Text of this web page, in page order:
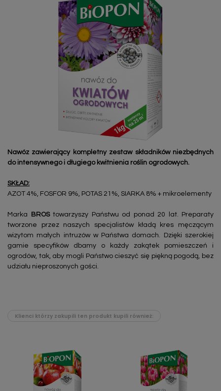
Nawóz zawierający kompletny zestaw składników niezbędnych
do intensywnego i długiego kwitnienia roślin ogrodowych.
SKŁAD:
AZOT 4%, FOSFOR 9%, POTAS 21%, SIARKA 8% + mikroelementy
Marka BROStowarzyszy Państwu od ponad 20 lat. Preparaty
tworzone przez naszych specjalistów kładą kres męczącym
wizytom małych intruzów w Państwa domach. Dzięki szerokiej
gamie specyfików dbamy o każdy zakątek pomieszczeń i
ogrodów, tak, aby mogli Państwo cieszyć się piękną pogodą, bez
udziału nieproszonych gości.
Klienci którzy zakupili ten produkt kupili również: